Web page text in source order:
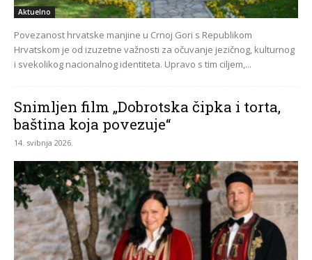
Aktuelno
Povezanost hrvatske manjine u Crnoj Gori s Republikom
Hrvatskom je od izuzetne važnosti za očuvanje jezičnog, kulturnog
i svekolikog nacionalnog identiteta. Upravo s tim ciljem,...
Snimljen film „Dobrotska čipka i torta,
baština koja povezuje“
14. svibnja 2026.